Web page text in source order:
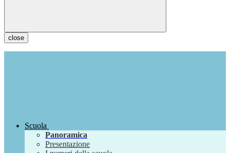
close
Scuola
Panoramica
Presentazione